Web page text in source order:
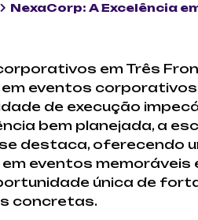
NexaCorp: A Excelência
em Três
eventos
de execução
bem planejada, a
se destaca,
eventos
única de
concretas.